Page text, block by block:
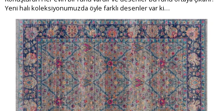
Yeni halı koleksiyonumuzda öyle farklı desenler var ki…